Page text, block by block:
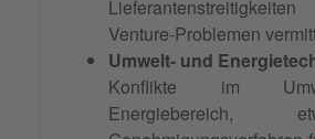
Venture-Problemen
Umwelt- und
Konflikte im
Energiebereich,